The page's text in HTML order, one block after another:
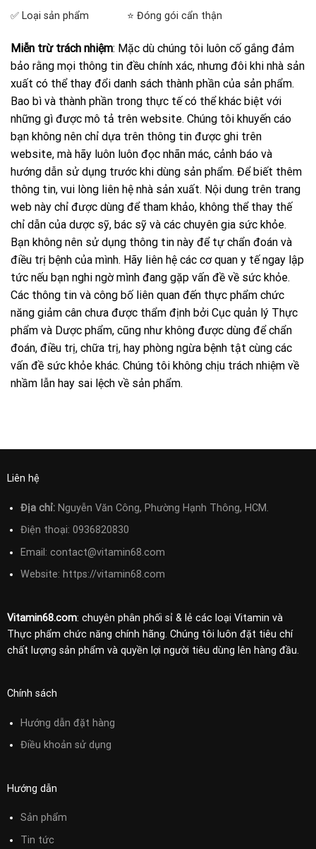
✅ Loại sản phẩm
⭐ Đóng gói cẩn thận
Miễn trừ trách nhiệm: Mặc dù chúng tôi luôn cố gắng đảm
bảo rằng mọi thông tin đều chính xác, nhưng đôi khi nhà sản
xuất có thể thay đổi danh sách thành phần của sản phẩm.
Bao bì và thành phần trong thực tế có thể khác biệt với
những gì được mô tả trên website. Chúng tôi khuyến cáo
bạn không nên chỉ dựa trên thông tin được ghi trên
website, mà hãy luôn luôn đọc nhãn mác, cảnh báo và
hướng dẫn sử dụng trước khi dùng sản phẩm. Để biết thêm
thông tin, vui lòng liên hệ nhà sản xuất. Nội dung trên trang
web này chỉ được dùng để tham khảo, không thể thay thế
chỉ dẫn của dược sỹ, bác sỹ và các chuyên gia sức khỏe.
Bạn không nên sử dụng thông tin này để tự chẩn đoán và
điều trị bệnh của mình. Hãy liên hệ các cơ quan y tế ngay lập
tức nếu bạn nghi ngờ mình đang gặp vấn đề về sức khỏe.
Các thông tin và công bố liên quan đến thực phẩm chức
năng giảm cân chưa được thẩm định bởi Cục quản lý Thực
phẩm và Dược phẩm, cũng như không được dùng để chẩn
đoán, điều trị, chữa trị, hay phòng ngừa bệnh tật cùng các
vấn đề sức khỏe khác. Chúng tôi không chịu trách nhiệm về
nhầm lẫn hay sai lệch về sản phẩm.
Liên hệ
Địa chỉ:Nguyễn Văn Công, Phường Hạnh Thông, HCM.
Điện thoại: 0936820830
Email: contact@vitamin68.com
Website: https://vitamin68.com
Vitamin68.com: chuyên phân phối sỉ & lẻ các loại Vitamin và
Thực phẩm chức năng chính hãng. Chúng tôi luôn đặt tiêu chí
chất lượng sản phẩm và quyền lợi người tiêu dùng lên hàng đầu.
Chính sách
Hướng dẫn đặt hàng
Điều khoản sử dụng
Hướng dẫn
Sản phẩm
Tin tức